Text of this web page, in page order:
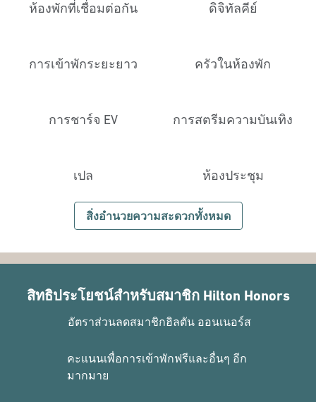
ห้องพักที่เชื่อมต่อกัน ดิจิทัลคีย์
การเข้าพักระยะยาว ครัวในห้องพัก
การชาร์จ EV การสตรีมความบันเทิง
เปล ห้องประชุม
สิ่งอํานวยความสะดวกทั้งหมด
สิทธิประโยชน์สำหรับสมาชิก Hilton Honors
อัตราส่วนลดสมาชิกฮิลตัน ออนเนอร์ส
คะแนนเพื่อการเข้าพักฟรีและอื่นๆ อีก
มากมาย